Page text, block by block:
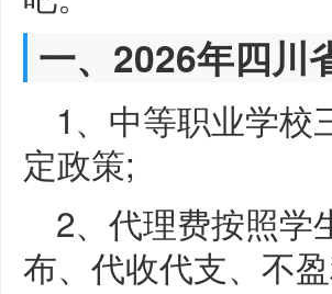
一、2026年四川
1、中等职业学校
定政策;
2、代理费按照学
布、代收代支、不